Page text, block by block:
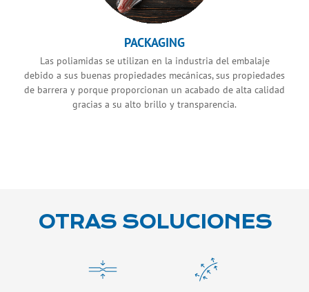
PACKAGING
Las poliamidas se utilizan en la industria del embalaje
debido a sus buenas propiedades mecánicas, sus propiedades
de barrera y porque proporcionan un acabado de alta calidad
gracias a su alto brillo y transparencia.
OTRAS SOLUCIONES